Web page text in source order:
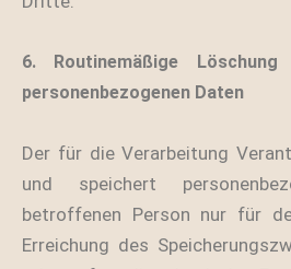
6. Routinemäßige
personenbezogenen Daten
Der für die Verarbeitung
und speichert
betroffenen Person nur für
Erreichung des